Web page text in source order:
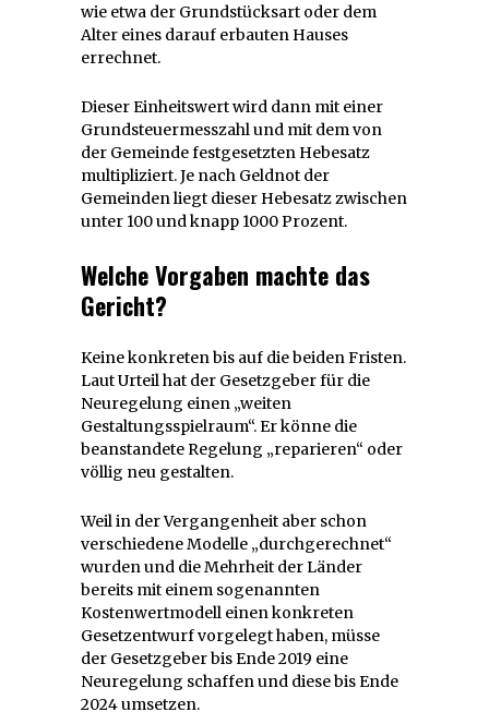
wie etwa der Grundstücksart oder dem
Alter eines darauf erbauten Hauses
errechnet.
Dieser Einheitswert wird dann mit einer
Grundsteuermesszahl und mit dem von
der Gemeinde festgesetzten Hebesatz
multipliziert. Je nach Geldnot der
Gemeinden liegt dieser Hebesatz zwischen
unter 100 und knapp 1000 Prozent.
Welche Vorgaben machte das
Gericht?
Keine konkreten bis auf die beiden Fristen.
Laut Urteil hat der Gesetzgeber für die
Neuregelung einen „weiten
Gestaltungsspielraum“. Er könne die
beanstandete Regelung „reparieren“ oder
völlig neu gestalten.
Weil in der Vergangenheit aber schon
verschiedene Modelle „durchgerechnet“
wurden und die Mehrheit der Länder
bereits mit einem sogenannten
Kostenwertmodell einen konkreten
Gesetzentwurf vorgelegt haben, müsse
der Gesetzgeber bis Ende 2019 eine
Neuregelung schaffen und diese bis Ende
2024 umsetzen.